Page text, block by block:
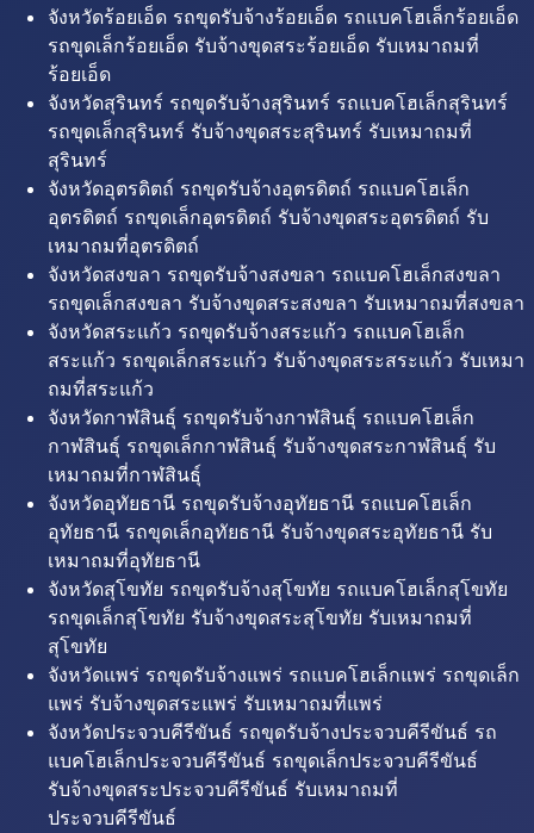
จังหวัดร้อยเอ็ด รถขุดรับจ้างร้อยเอ็ด รถแบคโฮเล็กร้อยเอ็ด
รถขุดเล็กร้อยเอ็ด รับจ้างขุดสระร้อยเอ็ด รับเหมาถมที่
ร้อยเอ็ด
จังหวัดสุรินทร์ รถขุดรับจ้างสุรินทร์ รถแบคโฮเล็กสุรินทร์
รถขุดเล็กสุรินทร์ รับจ้างขุดสระสุรินทร์ รับเหมาถมที่
สุรินทร์
จังหวัดอุตรดิตถ์ รถขุดรับจ้างอุตรดิตถ์ รถแบคโฮเล็ก
อุตรดิตถ์ รถขุดเล็กอุตรดิตถ์ รับจ้างขุดสระอุตรดิตถ์ รับ
เหมาถมที่อุตรดิตถ์
จังหวัดสงขลา รถขุดรับจ้างสงขลา รถแบคโฮเล็กสงขลา
รถขุดเล็กสงขลา รับจ้างขุดสระสงขลา รับเหมาถมที่สงขลา
จังหวัดสระแก้ว รถขุดรับจ้างสระแก้ว รถแบคโฮเล็ก
สระแก้ว รถขุดเล็กสระแก้ว รับจ้างขุดสระสระแก้ว รับเหมา
ถมที่สระแก้ว
จังหวัดกาฬสินธุ์ รถขุดรับจ้างกาฬสินธุ์ รถแบคโฮเล็ก
กาฬสินธุ์ รถขุดเล็กกาฬสินธุ์ รับจ้างขุดสระกาฬสินธุ์ รับ
เหมาถมที่กาฬสินธุ์
จังหวัดอุทัยธานี รถขุดรับจ้างอุทัยธานี รถแบคโฮเล็ก
อุทัยธานี รถขุดเล็กอุทัยธานี รับจ้างขุดสระอุทัยธานี รับ
เหมาถมที่อุทัยธานี
จังหวัดสุโขทัย รถขุดรับจ้างสุโขทัย รถแบคโฮเล็กสุโขทัย
รถขุดเล็กสุโขทัย รับจ้างขุดสระสุโขทัย รับเหมาถมที่
สุโขทัย
จังหวัดแพร่ รถขุดรับจ้างแพร่ รถแบคโฮเล็กแพร่ รถขุดเล็ก
แพร่ รับจ้างขุดสระแพร่ รับเหมาถมที่แพร่
จังหวัดประจวบคีรีขันธ์ รถขุดรับจ้างประจวบคีรีขันธ์ รถ
แบคโฮเล็กประจวบคีรีขันธ์ รถขุดเล็กประจวบคีรีขันธ์
รับจ้างขุดสระประจวบคีรีขันธ์ รับเหมาถมที่
ประจวบคีรีขันธ์